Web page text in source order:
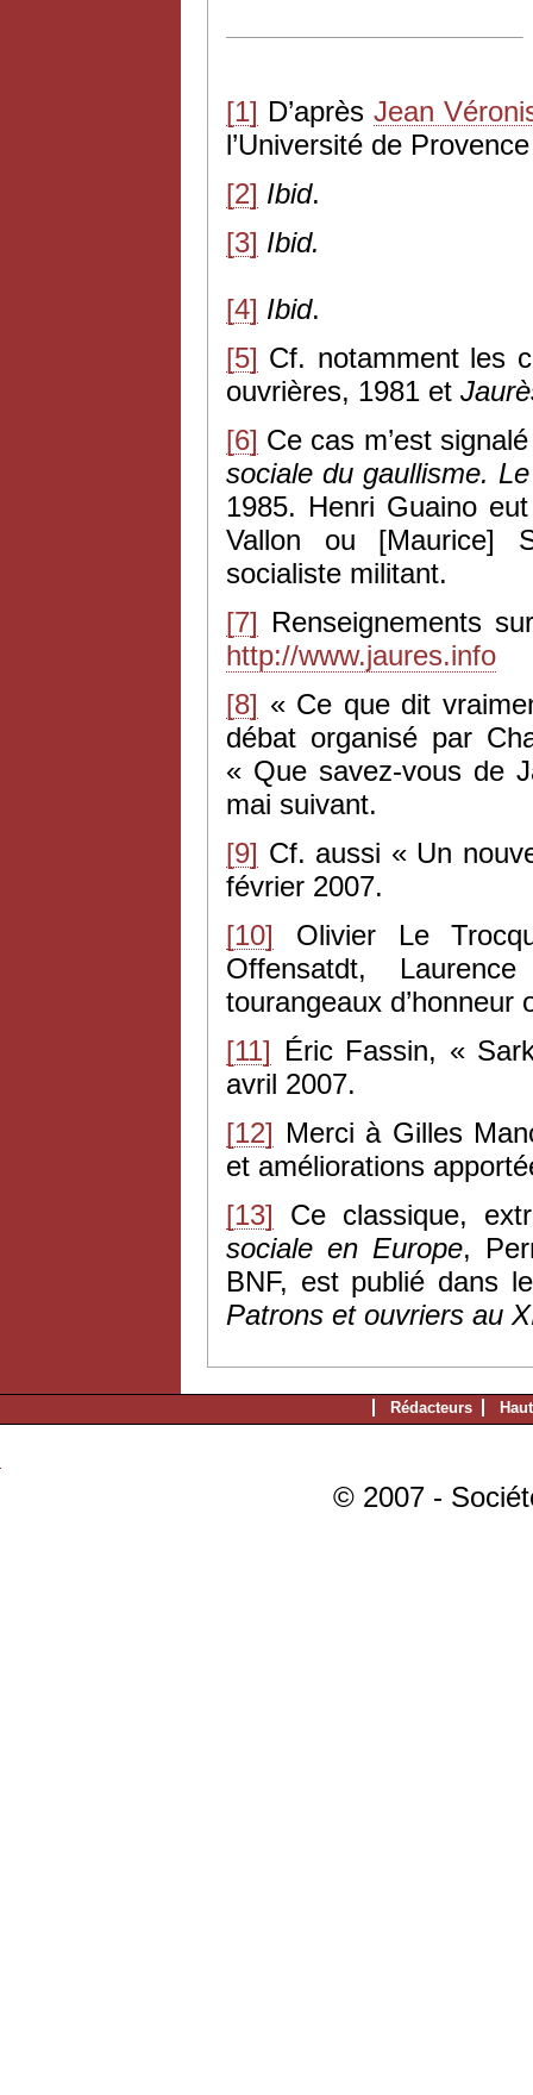
[1] D’après Jean
l’Université de
[2] Ibid.
[3] Ibid.
[4] Ibid.
[5] Cf. notamment les
ouvrières, 1981 et
[6] Ce cas m’est
sociale du gaullisme.
1985. Henri Guaino
Vallon ou [Maurice]
socialiste militant.
[7] Renseignements
http://www.jaures.info
[8] « Ce que dit
débat organisé par
« Que savez-vous de
mai suivant.
[9] Cf. aussi « Un
février 2007.
[10] Olivier Le
Offensatdt,
tourangeaux
[11] Éric Fassin, «
avril 2007.
[12] Merci à Gilles
et améliorations
[13] Ce classique,
sociale en Europe,
BNF, est publié dans
Patrons et ouvriers au
Rédacteurs
© 2007 -